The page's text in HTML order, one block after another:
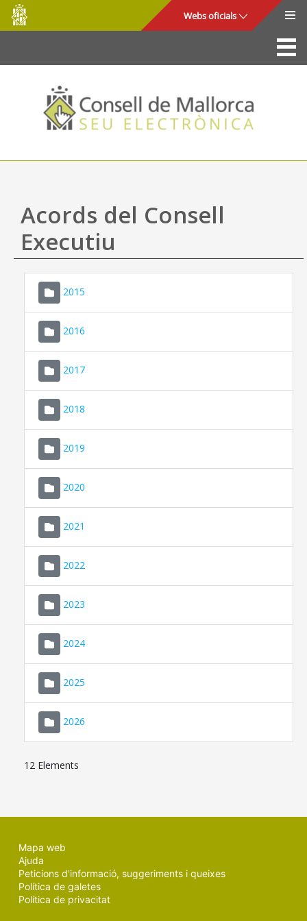
Salta al contingut principal
Consell
de
Mallorca
Webs oficials
La Seu
Consell de Mallorca
Accés i seguretat
Utilitats
Ajuda
Acords del Consell
Executiu
2015
2016
2017
2018
2019
2020
2021
2022
2023
2024
2025
2026
12 Elements
Mapa web
Ajuda
Peticions d'informació, suggeriments i queixes
Política de galetes
Política de privacitat